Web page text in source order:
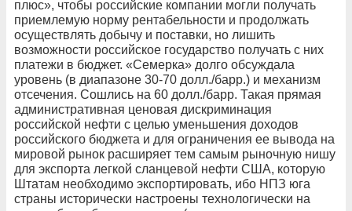
плюс», чтобы российские компании могли получать
приемлемую норму рентабельности и продолжать
осуществлять добычу и поставки, но лишить
возможности российское государство получать с них
платежи в бюджет. «Семерка» долго обсуждала
уровень (в диапазоне 30-70 долл./барр.) и механизм
отсечения. Сошлись на 60 долл./барр. Такая прямая
административная ценовая дискриминация
российской нефти с целью уменьшения доходов
российского бюджета и для ограничения ее вывода на
мировой рынок расширяет тем самым рыночную нишу
для экспорта легкой сланцевой нефти США, которую
Штатам необходимо экспортировать, ибо НПЗ юга
страны исторически настроены технологически на